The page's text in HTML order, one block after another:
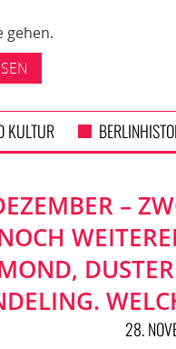
gehen.
KULTUR
–
28.